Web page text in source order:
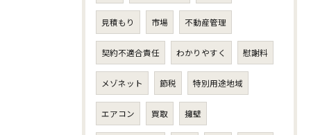
見積もり 市場 不動産管理
契約不適合責任 わかりやすく 慰謝料
メゾネット 節税 特別用途地域
エアコン 買取 擁壁